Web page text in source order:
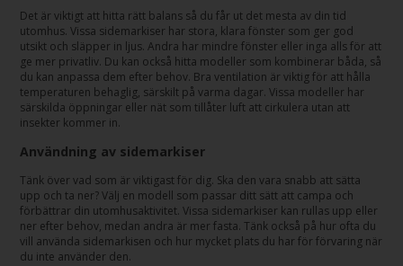
Det är viktigt att hitta rätt balans så du får ut det mesta av din tid
utomhus. Vissa sidemarkiser har stora, klara fönster som ger god
utsikt och släpper in ljus. Andra har mindre fönster eller inga alls för att
ge mer privatliv. Du kan också hitta modeller som kombinerar båda, så
du kan anpassa dem efter behov. Bra ventilation är viktig för att hålla
temperaturen behaglig, särskilt på varma dagar. Vissa modeller har
särskilda öppningar eller nät som tillåter luft att cirkulera utan att
insekter kommer in.
Användning av sidemarkiser
Tänk över vad som är viktigast för dig. Ska den vara snabb att sätta
upp och ta ner? Välj en modell som passar ditt sätt att campa och
förbättrar din utomhusaktivitet. Vissa sidemarkiser kan rullas upp eller
ner efter behov, medan andra är mer fasta. Tänk också på hur ofta du
vill använda sidemarkisen och hur mycket plats du har för förvaring när
du inte använder den.